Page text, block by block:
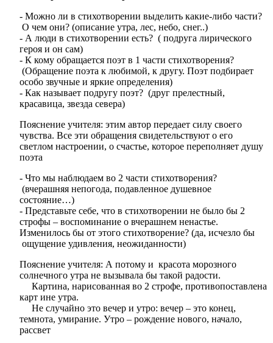
- Можно ли в стихотворении выделить какие-либо части?
О чем они? (описание утра, лес, небо, снег..)
- А люди в стихотворении есть? ( подруга лирического
героя и он сам)
- К кому обращается поэт в 1 части стихотворения?
(Обращение поэта к любимой, к другу. Поэт подбирает
особо звучные и яркие определения)
- Как называет подругу поэт? (друг прелестный,
красавица, звезда севера)
Пояснение учителя: этим автор передает силу своего
чувства. Все эти обращения свидетельствуют о его
светлом настроении, о счастье, которое переполняет душу
поэта
- Что мы наблюдаем во 2 части стихотворения?
(вчерашняя непогода, подавленное душевное
состояние…)
- Представьте себе, что в стихотворении не было бы 2
строфы – воспоминание о вчерашнем ненастье.
Изменилось бы от этого стихотворение? (да, исчезло бы
ощущение удивления, неожиданности)
Пояснение учителя: А потому и красота морозного
солнечного утра не вызывала бы такой радости.
Картина, нарисованная во 2 строфе, противопоставлена
карт ине утра.
Не случайно это вечер и утро: вечер – это конец,
темнота, умирание. Утро – рождение нового, начало,
рассвет